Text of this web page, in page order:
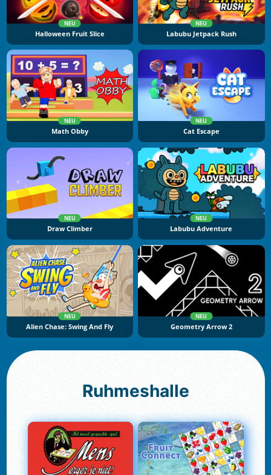
NEU
Halloween Fruit Slice
NEU
Labubu Jetpack Rush
NEU
Math Obby
NEU
Cat Escape
NEU
Draw Climber
NEU
Labubu Adventure
NEU
Alien Chase: Swing And Fly
NEU
Geometry Arrow 2
Ruhmeshalle